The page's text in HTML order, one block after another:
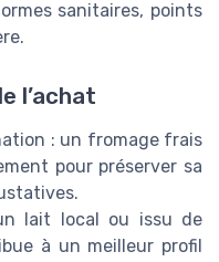
sanitaires, points
l’achat
: un fromage frais
pour préserver sa
lait local ou issu de
à un meilleur profil